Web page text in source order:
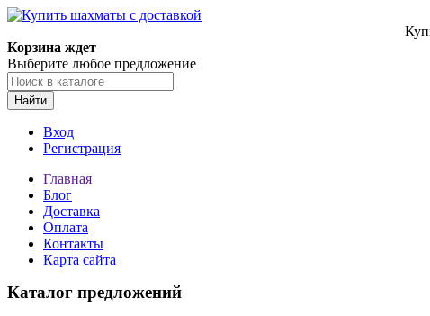
Корзина ждет
Выберите любое предложение
Найти
Вход
Регистрация
Главная
Блог
Доставка
Оплата
Контакты
Карта сайта
Каталог предложений